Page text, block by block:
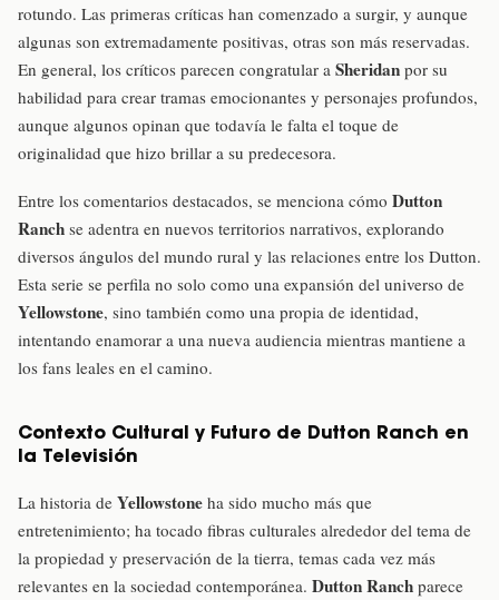
rotundo. Las primeras críticas han comenzado a surgir, y aunque
algunas son extremadamente positivas, otras son más reservadas.
En general, los críticos parecen congratular a Sheridan por su
habilidad para crear tramas emocionantes y personajes profundos,
aunque algunos opinan que todavía le falta el toque de
originalidad que hizo brillar a su predecesora.
Entre los comentarios destacados, se menciona cómo Dutton
Ranch se adentra en nuevos territorios narrativos, explorando
diversos ángulos del mundo rural y las relaciones entre los Dutton.
Esta serie se perfila no solo como una expansión del universo de
Yellowstone, sino también como una propia de identidad,
intentando enamorar a una nueva audiencia mientras mantiene a
los fans leales en el camino.
Contexto Cultural y Futuro de Dutton Ranch en
la Televisión
La historia de Yellowstone ha sido mucho más que
entretenimiento; ha tocado fibras culturales alrededor del tema de
la propiedad y preservación de la tierra, temas cada vez más
relevantes en la sociedad contemporánea. Dutton Ranch parece